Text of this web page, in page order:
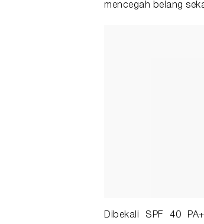
mencegah belang
Dibekali SPF 40